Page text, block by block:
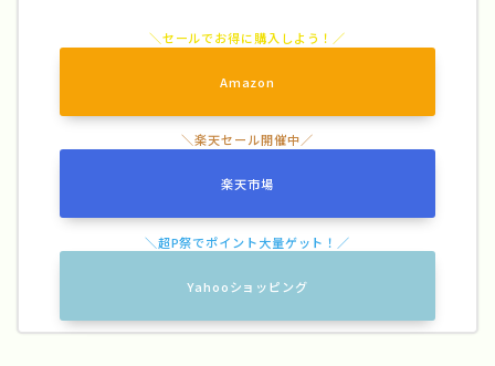
Amazon
楽天市場
Yahooショッピング